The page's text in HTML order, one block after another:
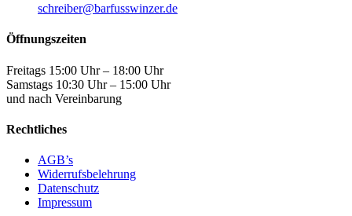
schreiber@barfusswinzer.de
Öffnungszeiten
Freitags 15:00 Uhr – 18:00 Uhr
Samstags 10:30 Uhr – 15:00 Uhr
und nach Vereinbarung
Rechtliches
AGB’s
Widerrufsbelehrung
Datenschutz
Impressum